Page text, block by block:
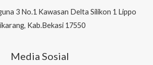
3 No.1 Kawasan Delta Silikon 1 Lippo
Kab.Bekasi 17550
Media Sosial